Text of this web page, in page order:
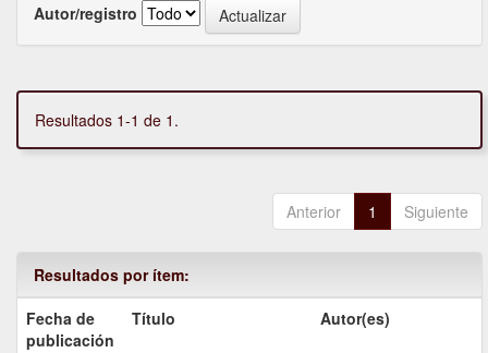
Autor/registro
Resultados 1-1 de 1.
Anterior 1 Siguiente
Resultados por ítem:
Fecha de
publicación
Título Autor(es)